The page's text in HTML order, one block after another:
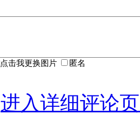
匿名
进入详细评论